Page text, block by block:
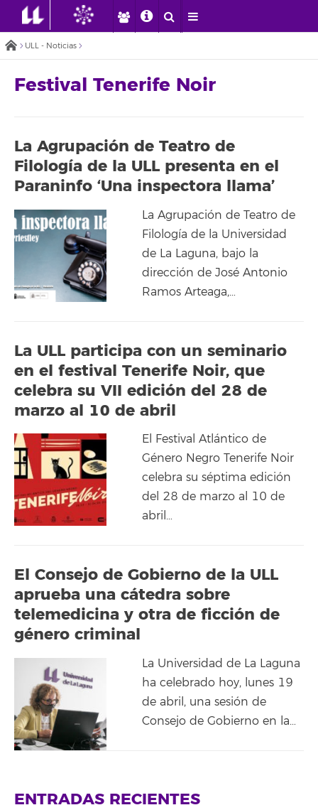
ULL - Noticias
Festival Tenerife Noir
La Agrupación de Teatro de
Filología de la ULL presenta en el
Paraninfo ‘Una inspectora llama’
La Agrupación de Teatro de
Filología de la Universidad
de La Laguna, bajo la
dirección de José Antonio
Ramos Arteaga,…
La ULL participa con un seminario
en el festival Tenerife Noir, que
celebra su VII edición del 28 de
marzo al 10 de abril
El Festival Atlántico de
Género Negro Tenerife Noir
celebra su séptima edición
del 28 de marzo al 10 de
abril…
El Consejo de Gobierno de la ULL
aprueba una cátedra sobre
telemedicina y otra de ficción de
género criminal
La Universidad de La Laguna
ha celebrado hoy, lunes 19
de abril, una sesión de
Consejo de Gobierno en la…
ENTRADAS RECIENTES